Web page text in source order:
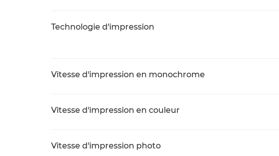
Technologie d'impression
Vitesse d'impression en monochrome
Vitesse d'impression en couleur
Vitesse d'impression photo